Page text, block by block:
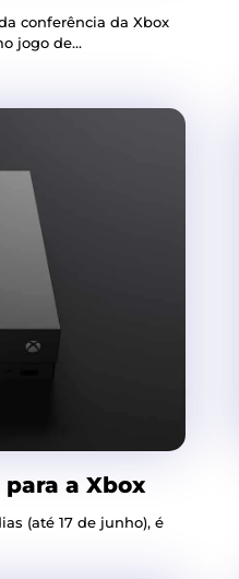
conferência da Xbox
jogo de...
para a Xbox
(até 17 de junho), é